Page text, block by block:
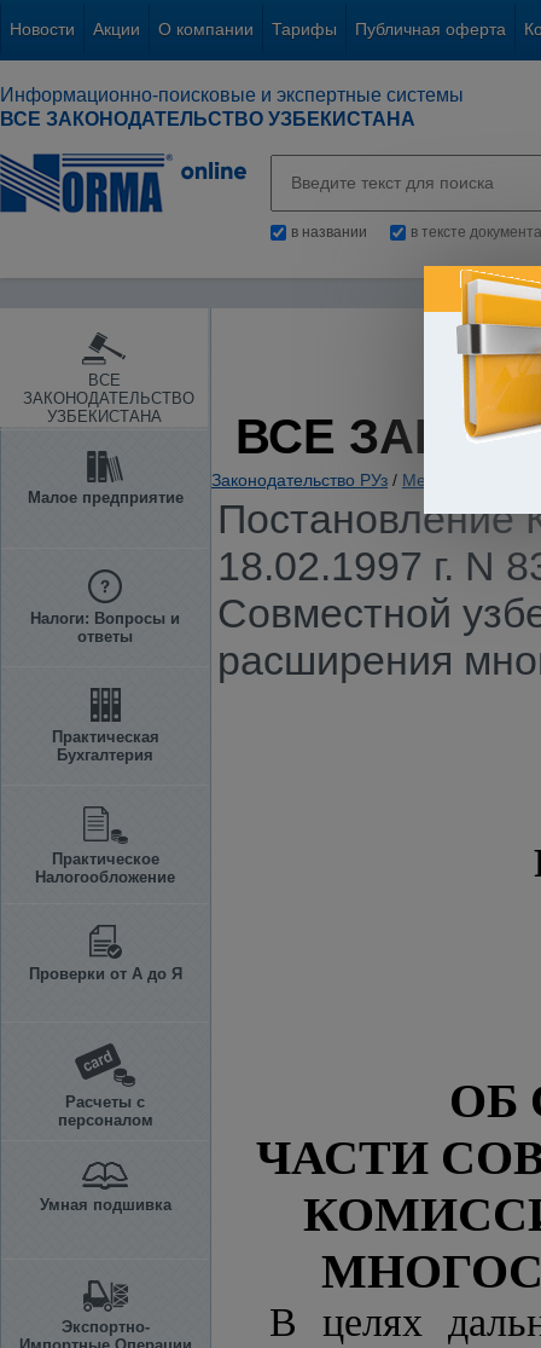
Новости Акции О компании Тарифы Публичная оферта
Информационно-поисковые и экспертные системы
ВСЕ ЗАКОНОДАТЕЛЬСТВО УЗБЕКИСТАНА
в названии в тексте документа
ВСЕ
ЗАКОНОДАТЕЛЬСТВО
УЗБЕКИСТАНА
Малое предприятие
Налоги: Вопросы и
ответы
Практическая
Бухгалтерия
Практическое
Налогообложение
Проверки от А до Я
Расчеты с
персоналом
Умная подшивка
Экспортно-
ВСЕ
Законодательство РУз / Международные
Постановление
18.02.1997 г. N
Совместной
расширения
ОБ
ЧАСТИ
В целях